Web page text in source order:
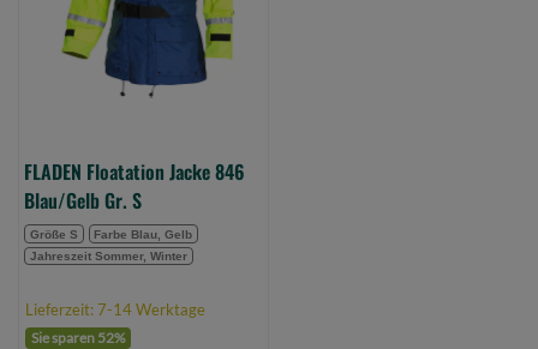
FLADEN Floatation Jacke 846
Blau/Gelb Gr. S
Größe S
Farbe Blau, Gelb
Jahreszeit Sommer, Winter
Lieferzeit: 7-14 Werktage
Sie sparen 52%